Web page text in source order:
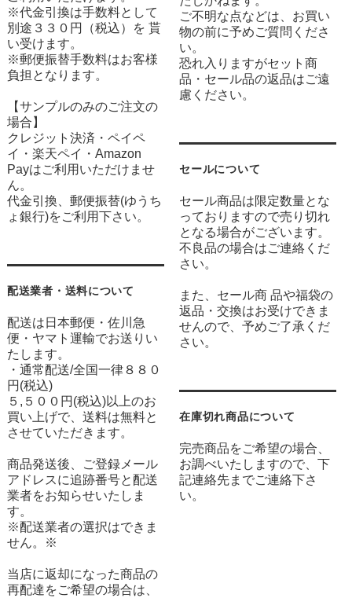
※代金引換は手数料として
別途３３０円（税込）を 貰
い受けます。
※郵便振替手数料はお客様
負担となります。
【サンプルのみのご注文の
場合】
クレジット決済・ペイペ
イ・楽天ペイ・Amazon
Payはご利用いただけませ
ん。
代金引換、郵便振替(ゆうち
ょ銀行)をご利用下さい。
配送業者・送料について
配送は日本郵便・佐川急
便・ヤマト運輸でお送りい
たします。
・通常配送/全国一律８８０
円(税込)
５,５００円(税込)以上のお
買い上げで、送料は無料と
させていただきます。
商品発送後、ご登録メール
アドレスに追跡番号と配送
業者をお知らせいたしま
す。
※配送業者の選択はできま
せん。※
当店に返却になった商品の
再配達をご希望の場合は、
ご不明な点などは、お買い
物の前に予めご質問くださ
い。
恐れ入りますがセット商
品・セール品の返品はご遠
慮ください。
セールについて
セール商品は限定数量とな
っておりますので売り切れ
となる場合がございます。
不良品の場合はご連絡くだ
さい。
また、セール商 品や福袋の
返品・交換はお受けできま
せんので、予めご了承くだ
さい。
在庫切れ商品について
完売商品をご希望の場合、
お調べいたしますので、下
記連絡先までご連絡下さ
い。